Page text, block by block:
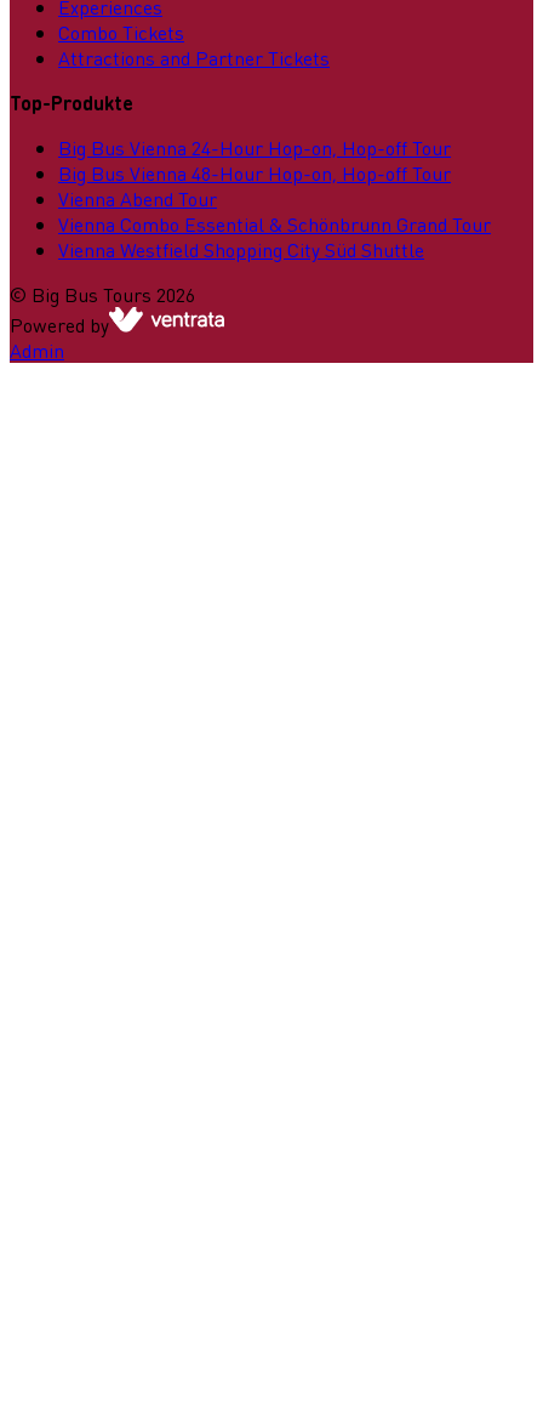
Experiences
Combo Tickets
Attractions and Partner Tickets
Top-Produkte
Big Bus Vienna 24-Hour Hop-on, Hop-off Tour
Big Bus Vienna 48-Hour Hop-on, Hop-off Tour
Vienna Abend Tour
Vienna Combo Essential & Schönbrunn Grand Tour
Vienna Westfield Shopping City Süd Shuttle
© Big Bus Tours 2026
Powered by
Admin